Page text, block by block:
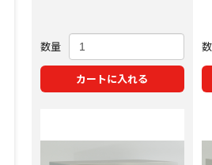
数量
カートに入れる